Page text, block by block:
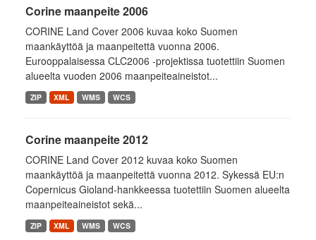
Corine maanpeite 2006
CORINE Land Cover 2006 kuvaa koko Suomen
maankäyttöä ja maanpeitettä vuonna 2006.
Eurooppalaisessa CLC2006 -projektissa tuotettiin Suomen
alueelta vuoden 2006 maanpeiteaineistot...
ZIP XML WMS WCS
Corine maanpeite 2012
CORINE Land Cover 2012 kuvaa koko Suomen
maankäyttöä ja maanpeitettä vuonna 2012. Sykessä EU:n
Copernicus Gioland-hankkeessa tuotettiin Suomen alueelta
maanpeiteaineistot sekä...
ZIP XML WMS WCS